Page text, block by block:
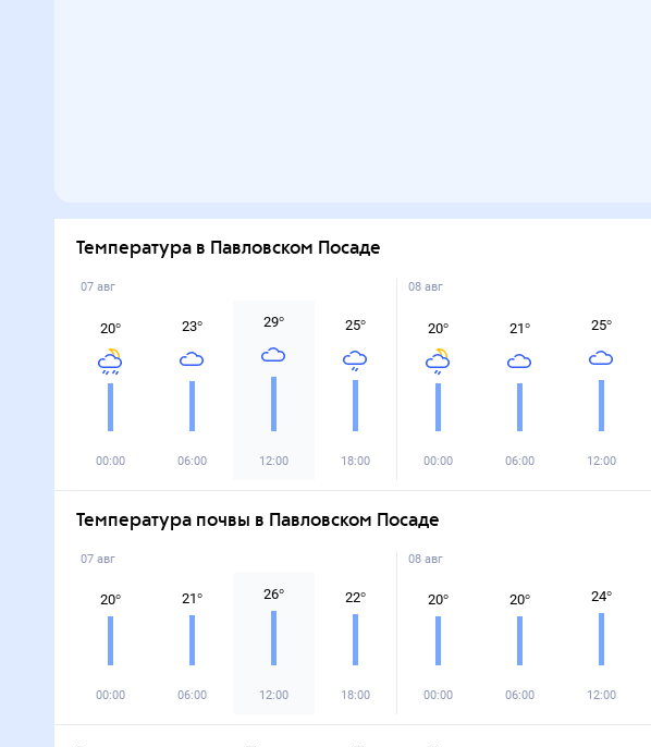
Температура в Павловском Посаде
07 авг
20°
00:00
23°
06:00
29°
12:00
25°
18:00
08 авг
20°
00:00
21°
06:00
25°
12:00
Температура почвы в Павловском Посаде
07 авг
20°
00:00
21°
06:00
26°
12:00
22°
18:00
08 авг
20°
00:00
20°
06:00
24°
12:00